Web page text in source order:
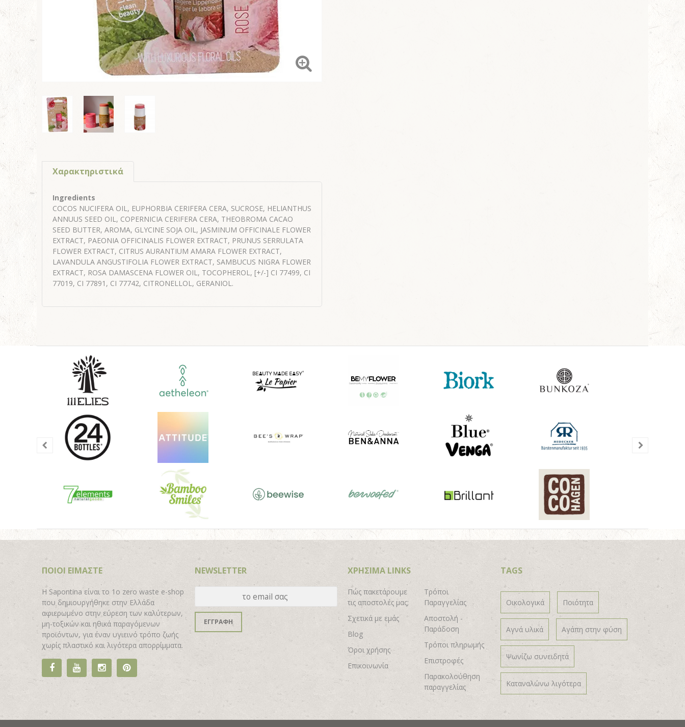
Χαρακτηριστικά
Ingredients
COCOS NUCIFERA OIL, EUPHORBIA CERIFERA CERA, SUCROSE, HELIANTHUS
ANNUUS SEED OIL, COPERNICIA CERIFERA CERA, THEOBROMA CACAO
SEED BUTTER, AROMA, GLYCINE SOJA OIL, JASMINUM OFFICINALE FLOWER
EXTRACT, PAEONIA OFFICINALIS FLOWER EXTRACT, PRUNUS SERRULATA
FLOWER EXTRACT, CITRUS AURANTIUM AMARA FLOWER EXTRACT,
LAVANDULA ANGUSTIFOLIA FLOWER EXTRACT, SAMBUCUS NIGRA FLOWER
EXTRACT, ROSA DAMASCENA FLOWER OIL, TOCOPHEROL, [+/-] CI 77499, CI
77019, CI 77891, CI 77742, CITRONELLOL, GERANIOL.
ΠΟΙΟΙ ΕΙΜΑΣΤΕ
H Sapontina είναι το 1ο zero waste e-shop
που δημιουργήθηκε στην Ελλάδα
αφιερωμένο στην εύρεση των καλύτερων,
μη-τοξικών και ηθικά παραγόμενων
προϊόντων, για έναν υγιεινό τρόπο ζωής
χωρίς πλαστικό και λιγότερα απορρίμματα.

NEWSLETTER
ΕΓΓΡΑΦΗ
ΧΡΗΣΙΜΑ LINKS
Πώς πακετάρουμε
τις αποστολές μας;
Σχετικά με εμάς
Blog
Όροι χρήσης
Επικοινωνία
Τρόποι
Παραγγελίας
Αποστολή -
Παράδοση
Τρόποι πληρωμής
Επιστροφές
Παρακολούθηση
παραγγελίας
TAGS
Οικολογικά Ποιότητα
Αγνά υλικά Αγάπη στην φύση
Ψωνίζω συνειδητά
Καταναλώνω λιγότερα